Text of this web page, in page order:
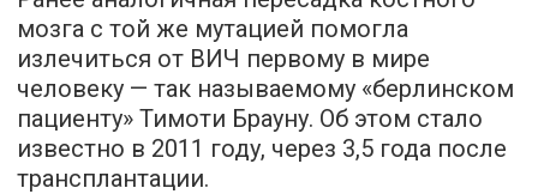
мозга с той же мутацией помогла
излечиться от ВИЧ первому в мире
человеку — так называемому «берлинском
пациенту» Тимоти Брауну. Об этом стало
известно в 2011 году, через 3,5 года после
трансплантации.